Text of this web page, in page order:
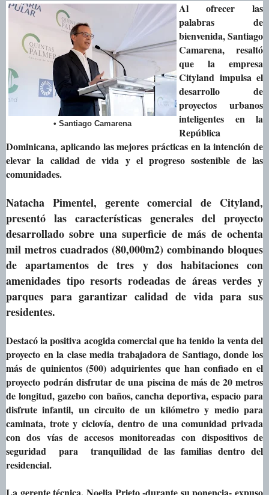
• Santiago Camarena
Al ofrecer las
palabras de
bienvenida, Santiago
Camarena, resaltó
que la empresa
Cityland impulsa el
desarrollo de
proyectos urbanos
inteligentes en la
República
Dominicana, aplicando las mejores prácticas en la intención de
elevar la calidad de vida y el progreso sostenible de las
comunidades.
Natacha Pimentel, gerente comercial de Cityland,
presentó las características generales del proyecto
desarrollado sobre una superficie de más de ochenta
mil metros cuadrados (80,000m2) combinando bloques
de apartamentos de tres y dos habitaciones con
amenidades tipo resorts rodeadas de áreas verdes y
parques para garantizar calidad de vida para sus
residentes.
Destacó la positiva acogida comercial que ha tenido la venta del
proyecto en la clase media trabajadora de Santiago, donde los
más de quinientos (500) adquirientes que han confiado en el
proyecto podrán disfrutar de una piscina de más de 20 metros
de longitud, gazebo con baños, cancha deportiva, espacio para
disfrute infantil, un circuito de un kilómetro y medio para
caminata, trote y ciclovía, dentro de una comunidad privada
con dos vías de accesos monitoreadas con dispositivos de
seguridad para tranquilidad de las familias dentro del
residencial.
La gerente técnica, Noelia Prieto -durante su ponencia- expuso